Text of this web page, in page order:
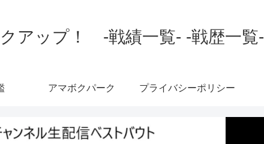
アップ！ -戦績一覧- -戦歴一覧-
アマボクパーク プライバシーポリシー